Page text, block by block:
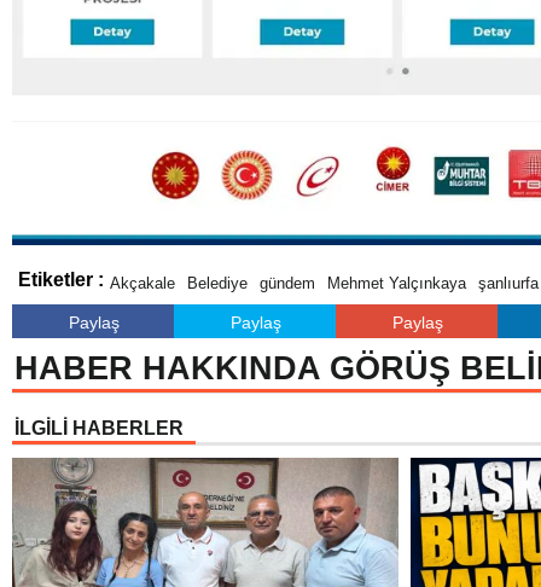
Etiketler : Akçakale Belediye gündem Mehmet Yalçınkaya şanlıurfa
Paylaş Paylaş Paylaş
HABER HAKKINDA GÖRÜŞ
İLGİLİ HABERLER